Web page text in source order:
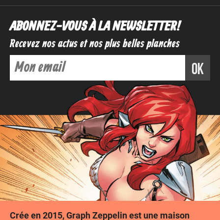
Ajouter au panier
ABONNEZ-VOUS À LA NEWSLETTER !
Recevez nos actus et nos plus belles planches
ok
Crée en 2015, Graph Zeppelin est une maison